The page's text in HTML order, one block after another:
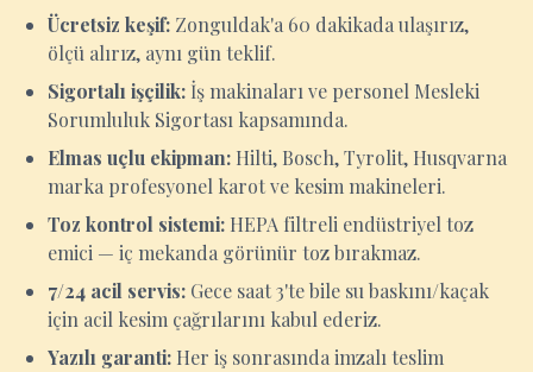
Ücretsiz keşif: Zonguldak'a 60 dakikada ulaşırız,
ölçü alırız, aynı gün teklif.
Sigortalı işçilik: İş makinaları ve personel Mesleki
Sorumluluk Sigortası kapsamında.
Elmas uçlu ekipman: Hilti, Bosch, Tyrolit, Husqvarna
marka profesyonel karot ve kesim makineleri.
Toz kontrol sistemi: HEPA filtreli endüstriyel toz
emici — iç mekanda görünür toz bırakmaz.
7/24 acil servis: Gece saat 3'te bile su baskını/kaçak
için acil kesim çağrılarını kabul ederiz.
Yazılı garanti: Her iş sonrasında imzalı teslim